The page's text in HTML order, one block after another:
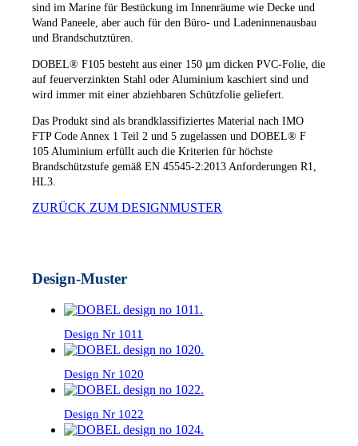
sind im Marine für Bestückung im Innenräume wie Decke und
Wand Paneele, aber auch für den Büro- und Ladeninnenausbau
und Brandschutztüren.
DOBEL® F105 besteht aus einer 150 µm dicken PVC-Folie, die
auf feuerverzinkten Stahl oder Aluminium kaschiert sind und
wird immer mit einer abziehbaren Schützfolie geliefert.
Das Produkt sind als brandklassifiziertes Material nach IMO
FTP Code Annex 1 Teil 2 und 5 zugelassen und DOBEL® F
105 Aluminium erfüllt auch die Kriterien für höchste
Brandschützstufe gemäß EN 45545-2:2013 Anforderungen R1,
HL3.
ZURÜCK ZUM DESIGNMUSTER
Design-Muster
Design Nr 1011
Design Nr 1020
Design Nr 1022